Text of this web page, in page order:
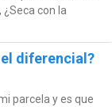
¿Seca con la
diferencial?
parcela y es que